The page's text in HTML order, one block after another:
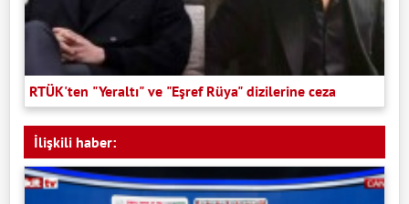
RTÜK'ten "Yeraltı" ve "Eşref Rüya" dizilerine ceza
İlişkili haber: